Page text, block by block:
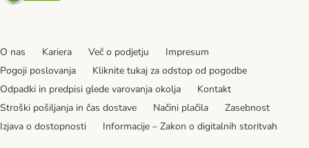
O nas Kariera Več o podjetju
Impresum
Pogoji poslovanja
Kliknite tukaj za odstop od pogodbe
Odpadki in predpisi glede varovanja okolja
Kontakt
Stroški pošiljanja in čas dostave
Načini plačila
Zasebnost
Izjava o dostopnosti
Informacije – Zakon o digitalnih storitvah